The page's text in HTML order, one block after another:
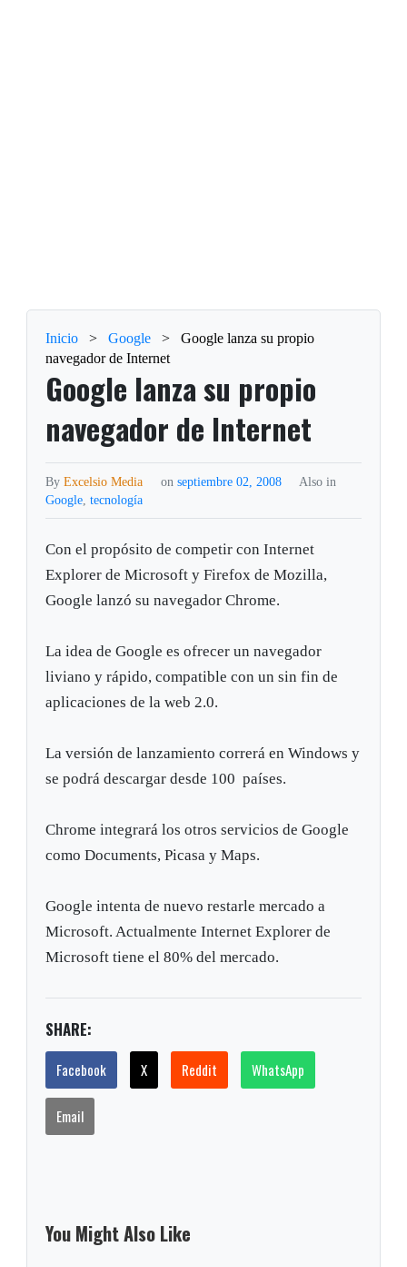
Inicio > Google >
Google lanza su propio
navegador de Internet
Google lanza su propio
navegador de Internet
ByExcelsio Media on septiembre 02, 2008
Also in
Google,tecnología
Con el propósito de competir con Internet
Explorer de Microsoft y Firefox de Mozilla,
Google lanzó su navegador Chrome.
La idea de Google es ofrecer un navegador
liviano y rápido, compatible con un sin fin de
aplicaciones de la web 2.0.
La versión de lanzamiento correrá en Windows y
se podrá descargar desde 100 países.
Chrome integrará los otros servicios de Google
como Documents, Picasa y Maps.
Google intenta de nuevo restarle mercado a
Microsoft. Actualmente Internet Explorer de
Microsoft tiene el 80% del mercado.
SHARE:
Facebook X Reddit WhatsApp
Email
You Might Also Like